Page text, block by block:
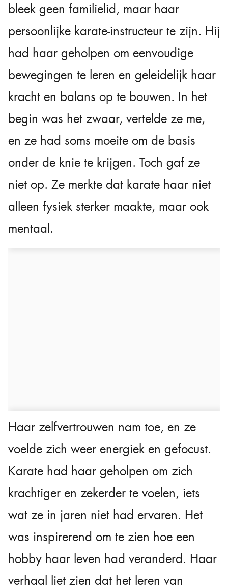
bleek geen familielid, maar haar
persoonlijke karate-instructeur te zijn. Hij
had haar geholpen om eenvoudige
bewegingen te leren en geleidelijk haar
kracht en balans op te bouwen. In het
begin was het zwaar, vertelde ze me,
en ze had soms moeite om de basis
onder de knie te krijgen. Toch gaf ze
niet op. Ze merkte dat karate haar niet
alleen fysiek sterker maakte, maar ook
mentaal.
Haar zelfvertrouwen nam toe, en ze
voelde zich weer energiek en gefocust.
Karate had haar geholpen om zich
krachtiger en zekerder te voelen, iets
wat ze in jaren niet had ervaren. Het
was inspirerend om te zien hoe een
hobby haar leven had veranderd. Haar
verhaal liet zien dat het leren van